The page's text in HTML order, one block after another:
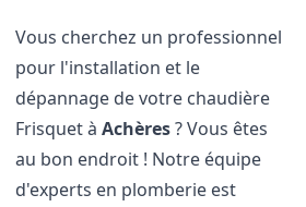
Vous cherchez un professionnel
pour l'installation et le
dépannage de votre chaudière
Frisquet àAchères? Vous êtes
au bon endroit ! Notre équipe
d'experts en plomberie est